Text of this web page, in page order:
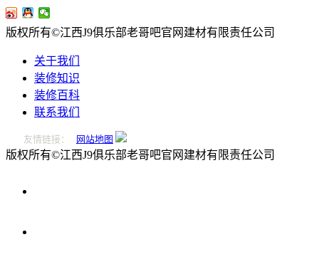
版权所有©江西J9俱乐部老哥吧官网建材有限责任公司
关于我们
装修知识
装修百科
联系我们
友情链接： 网站地图
版权所有©江西J9俱乐部老哥吧官网建材有限责任公司